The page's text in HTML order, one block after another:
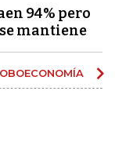
94% pero
mantiene